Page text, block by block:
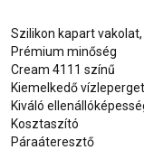
Szilikon kapart
Prémium minőség
Cream 4111 színű
Kiemelkedő
Kiváló
Kosztaszító
Páraáteresztő